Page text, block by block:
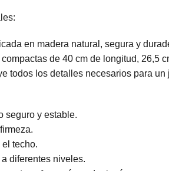
en madera natural, segura y
de 40 cm de longitud, 26,5
todos los detalles necesarios para
seguro y estable.
techo.
diferentes niveles.